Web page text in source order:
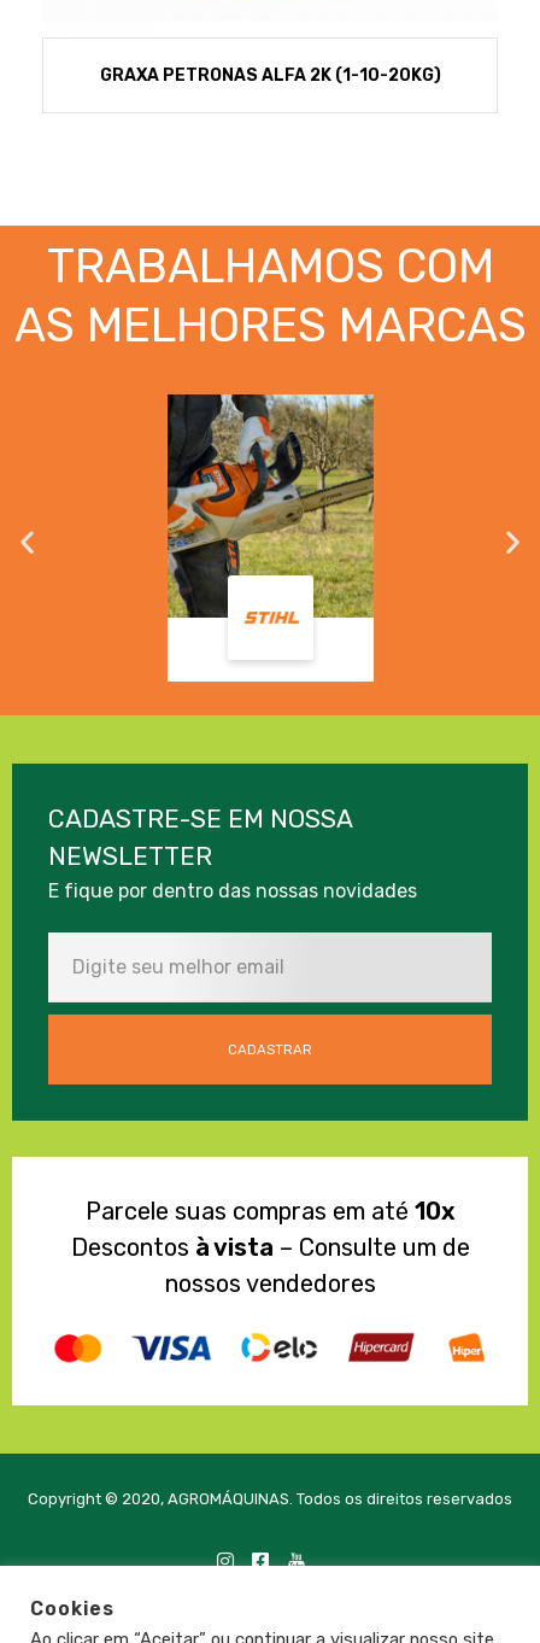
GRAXA PETRONAS ALFA 2K (1-10-20KG)
TRABALHAMOS COM
AS MELHORES MARCAS
CADASTRE-SE EM NOSSA
NEWSLETTER
E fique por dentro das nossas novidades
Parcele suas compras em até 10x
Descontos à vista – Consulte um de
nossos vendedores
Copyright © 2020, AGROMÁQUINAS. Todos os direitos reservados
Desenvolvido com
Cookies